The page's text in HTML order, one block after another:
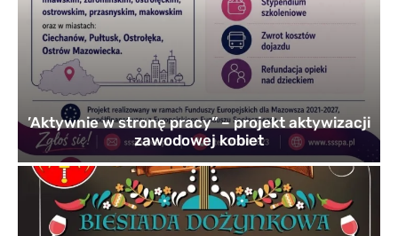
’Aktywnie w stronę pracy” – projekt aktywizacji
zawodowej kobiet